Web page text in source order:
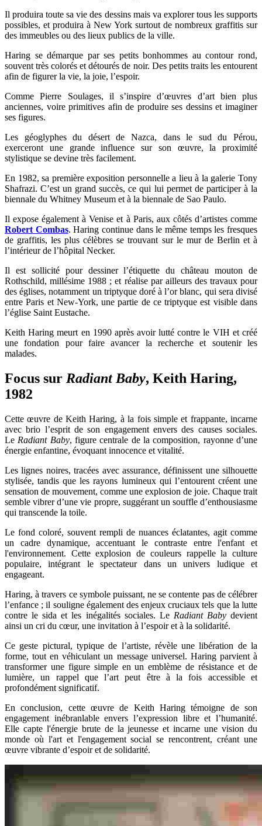
Il produira toute sa vie des dessins mais va explorer tous les supports
possibles, et produira à New York surtout de nombreux graffitis sur
des immeubles ou des lieux publics de la ville.
Haring se démarque par ses petits bonhommes au contour rond,
souvent très colorés et détourés de noir. Des petits traits les entourent
afin de figurer la vie, la joie, l’espoir.
Comme Pierre Soulages, il s’inspire d’œuvres d’art bien plus
anciennes, voire primitives afin de produire ses dessins et imaginer
ses figures.
Les géoglyphes du désert de Nazca, dans le sud du Pérou,
exerceront une grande influence sur son œuvre, la proximité
stylistique se devine très facilement.
En 1982, sa première exposition personnelle a lieu à la galerie Tony
Shafrazi. C’est un grand succès, ce qui lui permet de participer à la
biennale du Whitney Museum et à la biennale de Sao Paulo.
Il expose également à Venise et à Paris, aux côtés d’artistes comme
Robert Combas. Haring continue dans le même temps les fresques
de graffitis, les plus célèbres se trouvant sur le mur de Berlin et à
l’intérieur de l’hôpital Necker.
Il est sollicité pour dessiner l’étiquette du château mouton de
Rothschild, millésime 1988 ; et réalise par ailleurs des travaux pour
des églises, notamment un triptyque doré à l’or blanc, qui sera divisé
entre Paris et New-York, une partie de ce triptyque est visible dans
l’église Saint Eustache.
Keith Haring meurt en 1990 après avoir lutté contre le VIH et créé
une fondation pour faire avancer la recherche et soutenir les
malades.
Focus sur Radiant Baby, Keith Haring,
1982
Cette œuvre de Keith Haring, à la fois simple et frappante, incarne
avec brio l’esprit de son engagement envers des causes sociales.
Le Radiant Baby, figure centrale de la composition, rayonne d’une
énergie enfantine, évoquant innocence et vitalité.
Les lignes noires, tracées avec assurance, définissent une silhouette
stylisée, tandis que les rayons lumineux qui l’entourent créent une
sensation de mouvement, comme une explosion de joie. Chaque trait
semble vibrer d’une vie propre, suggérant un souffle d’enthousiasme
qui transcende la toile.
Le fond coloré, souvent rempli de nuances éclatantes, agit comme
un cadre dynamique, accentuant le contraste entre l'enfant et
l'environnement. Cette explosion de couleurs rappelle la culture
populaire, intégrant le spectateur dans un univers ludique et
engageant.
Haring, à travers ce symbole puissant, ne se contente pas de célébrer
l’enfance ; il souligne également des enjeux cruciaux tels que la lutte
contre le sida et les inégalités sociales. Le Radiant Babydevient
ainsi un cri du cœur, une invitation à l’espoir et à la solidarité.
Ce geste pictural, typique de l’artiste, révèle une libération de la
forme, tout en véhiculant un message universel. Haring parvient à
transformer une figure simple en un emblème de résistance et de
lumière, un rappel que l’art peut être à la fois accessible et
profondément significatif.
En conclusion, cette œuvre de Keith Haring témoigne de son
engagement inébranlable envers l’expression libre et l’humanité.
Elle capte l'énergie brute de la jeunesse et incarne une vision du
monde où l'art et l'engagement social se rencontrent, créant une
œuvre vibrante d’espoir et de solidarité.